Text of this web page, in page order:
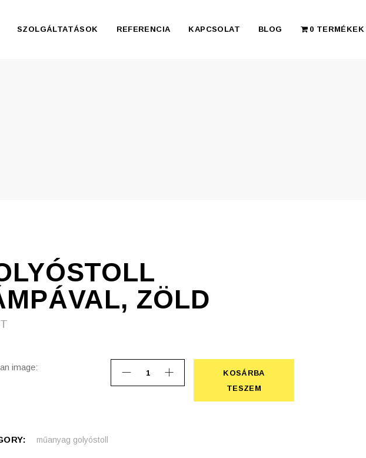
SZOLGÁLTATÁSOK REFERENCIA KAPCSOLAT BLOG 0 TERMÉKEK
ZÖLD
image:
Golyóstoll lámpával, zöld quantityKOSÁRBA
TESZEM
műanyag golyóstoll